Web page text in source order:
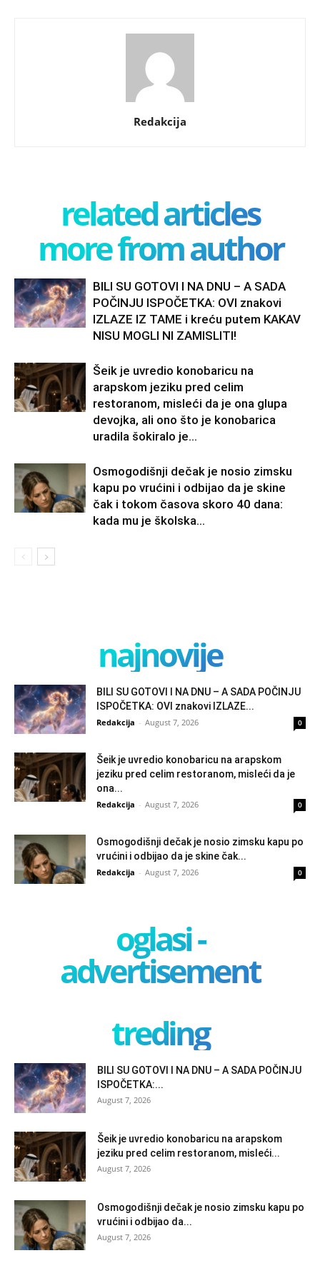
Redakcija
related articles
more from author
BILI SU GOTOVI I NA DNU – A SADA
POČINJU ISPOČETKA: OVI znakovi
IZLAZE IZ TAME i kreću putem KAKAV
NISU MOGLI NI ZAMISLITI!
Šeik je uvredio konobaricu na
arapskom jeziku pred celim
restoranom, misleći da je ona glupa
devojka, ali ono što je konobarica
uradila šokiralo je...
Osmogodišnji dečak je nosio zimsku
kapu po vrućini i odbijao da je skine
čak i tokom časova skoro 40 dana:
kada mu je školska...
najnovije
BILI SU GOTOVI I NA DNU – A SADA POČINJU
ISPOČETKA: OVI znakovi IZLAZE...
Redakcija - August 7, 2026 0
Šeik je uvredio konobaricu na arapskom
jeziku pred celim restoranom, misleći da je
ona...
Redakcija - August 7, 2026 0
Osmogodišnji dečak je nosio zimsku kapu po
vrućini i odbijao da je skine čak...
Redakcija - August 7, 2026 0
oglasi -
advertisement
treding
BILI SU GOTOVI I NA DNU – A SADA POČINJU
ISPOČETKA:...
August 7, 2026
Šeik je uvredio konobaricu na arapskom
jeziku pred celim restoranom, misleći...
August 7, 2026
Osmogodišnji dečak je nosio zimsku kapu po
vrućini i odbijao da...
August 7, 2026